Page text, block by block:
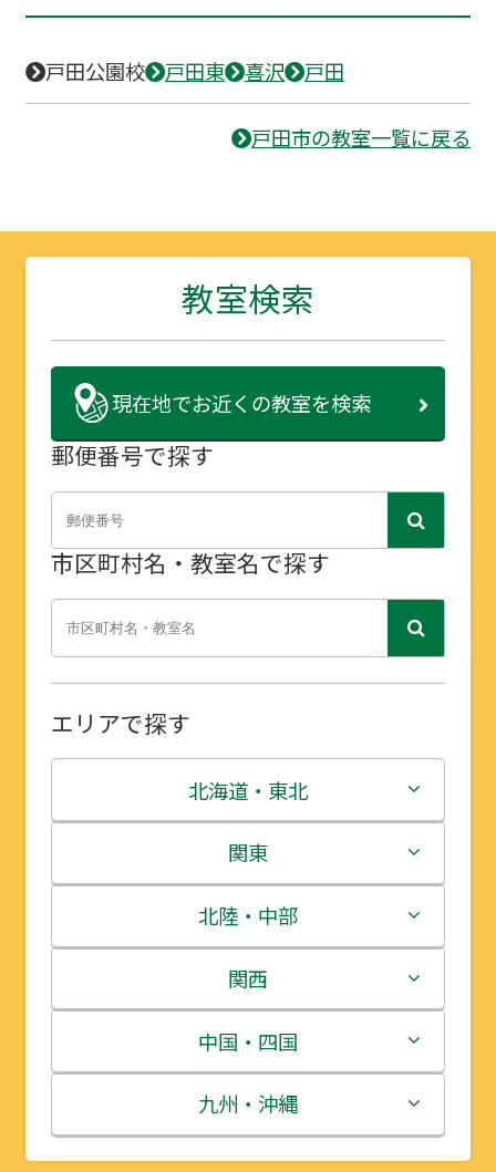
戸田公園校 戸田東 喜沢 戸田
戸田市の教室一覧に戻る
教室検索
現在地でお近くの教室を検索
郵便番号で探す
市区町村名・教室名で探す
エリアで探す
北海道・東北
北海道
青森県
岩手県
宮城県
秋田県
山形県
関東
茨城県
栃木県
群馬県
埼玉県
千葉県
北陸・中部
新潟県
富山県
石川県
福井県
関西
三重県
滋賀県
京都府
中国・四国
鳥取県
島根県
九州・沖縄
福岡県